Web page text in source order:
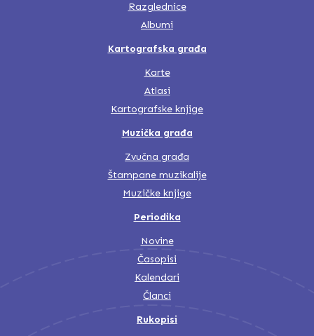
Razglednice
Albumi
Kartografska građa
Karte
Atlasi
Kartografske knjige
Muzička građa
Zvučna građa
Štampane muzikalije
Muzičke knjige
Periodika
Novine
Časopisi
Kalendari
Članci
Rukopisi